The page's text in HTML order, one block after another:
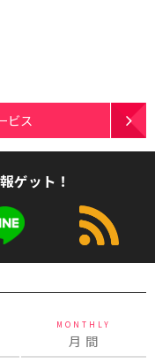
ビス
ゲット！
MONTHLY
月 間